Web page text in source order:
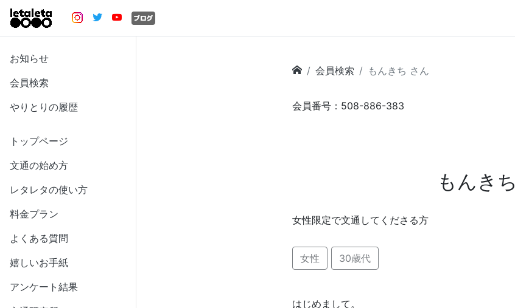
お知らせ
会員検索
やりとりの履歴
トップページ
文通の始め方
レタレタの使い方
料金プラン
よくある質問
嬉しいお手紙
アンケート結果
会員検索 もんきち さん
会員番号：508-886-383
もんきち
女性限定で文通してくださる方
女性 30歳代
はじめまして。